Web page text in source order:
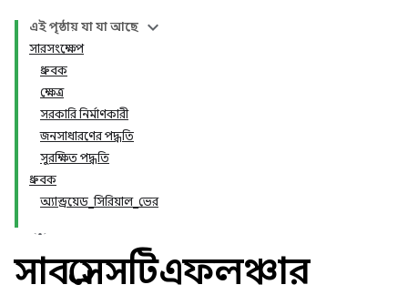
এই পৃষ্ঠায় যা যা আছে
সারসংক্ষেপ
ধ্রুবক
ক্ষেত্র
সরকারি নির্মাণকারী
জনসাধারণের পদ্ধতি
সুরক্ষিত পদ্ধতি
ধ্রুবক
অ্যান্ড্রয়েড_সিরিয়াল_ভের
সাবপ্রসেসটিএফলঞ্চার